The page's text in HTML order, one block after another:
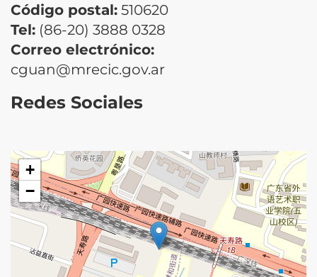
Código postal: 510620
Tel: (86-20) 3888 0328
Correo electrónico:
cguan@mrecic.gov.ar
Redes Sociales
+
−